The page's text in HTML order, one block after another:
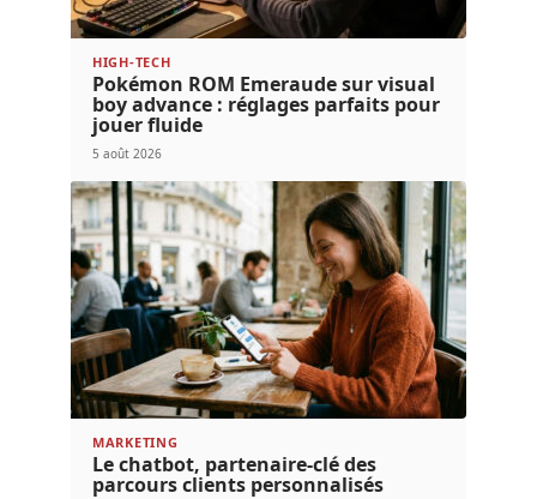
HIGH-TECH
Pokémon ROM Emeraude sur visual
boy advance : réglages parfaits pour
jouer fluide
5 août 2026
MARKETING
Le chatbot, partenaire-clé des
parcours clients personnalisés